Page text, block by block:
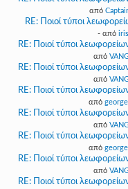
από
RE: Ποιοί τύποι
- από
RE: Ποιοί τύποι
από
RE: Ποιοί τύποι
από
RE: Ποιοί τύποι
από
RE: Ποιοί τύποι
από
RE: Ποιοί τύποι
από
RE: Ποιοί τύποι
από
RE: Ποιοί τύποι